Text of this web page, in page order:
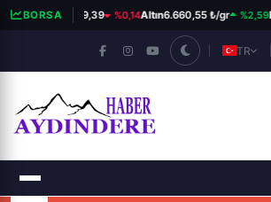
BORSA
BIST 10013.779,39 %0,14Altın6.660,55 ₺/gr %2,59
TR